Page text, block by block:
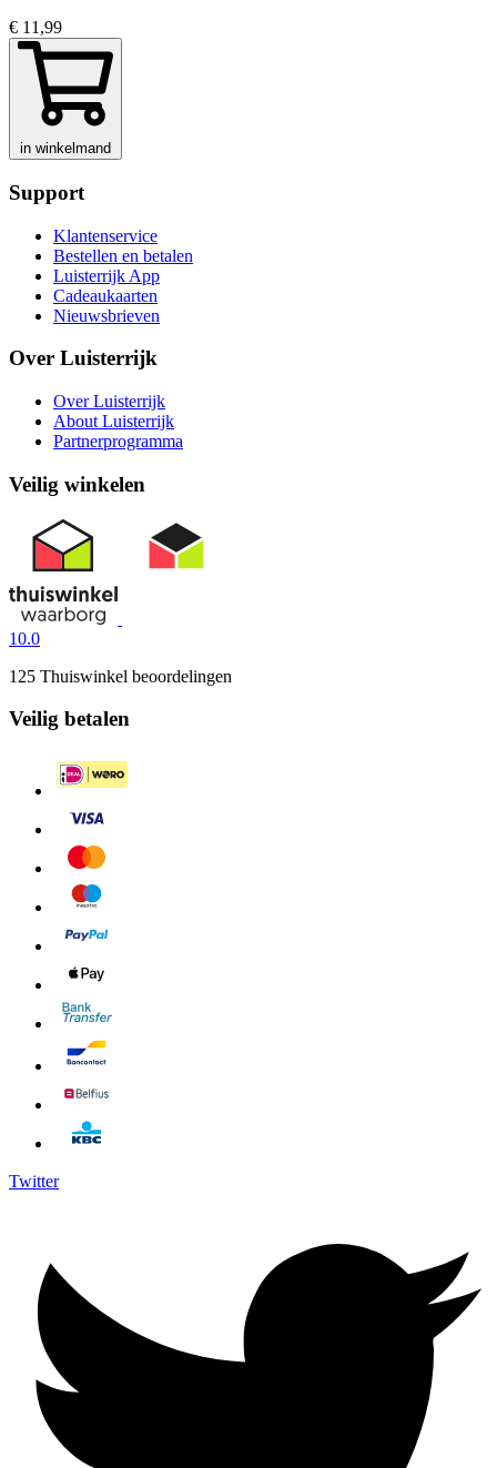
€ 11,99
in winkelmand
Support
Klantenservice
Bestellen en betalen
Luisterrijk App
Cadeaukaarten
Nieuwsbrieven
Over Luisterrijk
Over Luisterrijk
About Luisterrijk
Partnerprogramma
Veilig winkelen
10.0
125 Thuiswinkel beoordelingen
Veilig betalen
Twitter